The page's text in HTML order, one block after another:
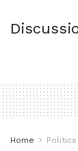
Home Politics